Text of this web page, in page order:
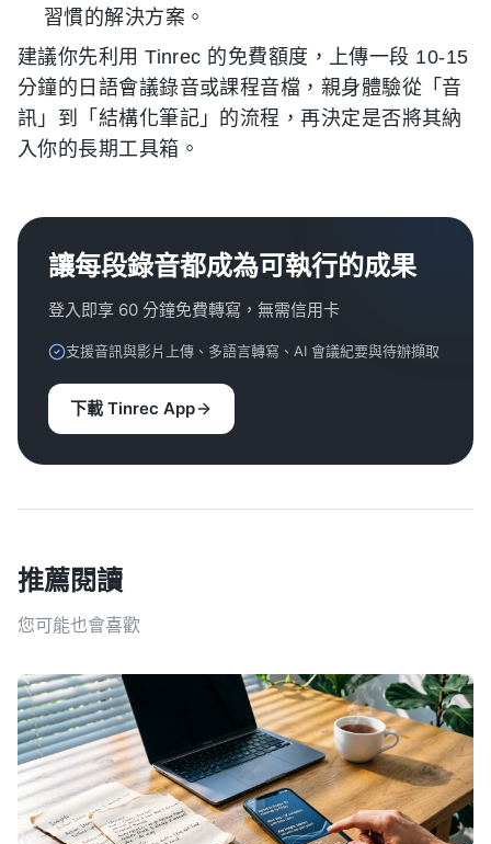
習慣的解決方案。
建議你先利用 Tinrec 的免費額度，上傳一段 10-15
分鐘的日語會議錄音或課程音檔，親身體驗從「音
訊」到「結構化筆記」的流程，再決定是否將其納
入你的長期工具箱。
讓每段錄音都成為可執行的成果
登入即享 60 分鐘免費轉寫，無需信用卡
支援音訊與影片上傳、多語言轉寫、AI 會議紀要與待辦擷取
下載 Tinrec App
推薦閱讀
您可能也會喜歡